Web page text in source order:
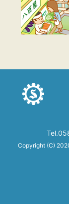
Copyright (C)